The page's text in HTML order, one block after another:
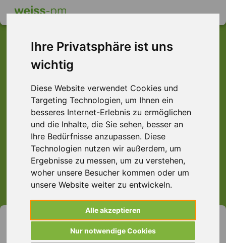
Ihre Privatsphäre ist uns
wichtig
Diese Website verwendet Cookies und
Targeting Technologien, um Ihnen ein
besseres Internet-Erlebnis zu ermöglichen
und die Inhalte, die Sie sehen, besser an
Ihre Bedürfnisse anzupassen. Diese
Technologien nutzen wir außerdem, um
Ergebnisse zu messen, um zu verstehen,
woher unsere Besucher kommen oder um
unsere Website weiter zu entwickeln.
Alle akzeptieren
Nur notwendige Cookies
Dieser Job ist leider
nicht mehr verfügbar ...
... aber vielleicht ist hier etwas dabei:
> Alle Jobs anzeigen.